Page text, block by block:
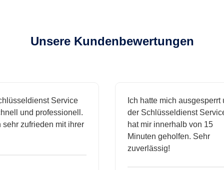
Unsere Kundenbewertungen
Service
und professionell.
zufrieden mit ihrer
Ich hatte mich ausgesperrt und
der Schlüsseldienst Service
hat mir innerhalb von 15
Minuten geholfen. Sehr
zuverlässig!